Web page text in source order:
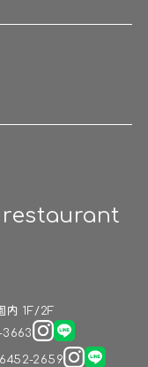
restaurant
内 1F/2F
3663
2659